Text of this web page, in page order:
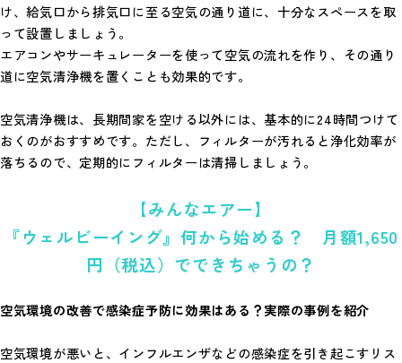
け、給気口から排気口に至る空気の通り道に、十分なスペースを取
って設置しましょう。
エアコンやサーキュレーターを使って空気の流れを作り、その通り
道に空気清浄機を置くことも効果的です。
空気清浄機は、長期間家を空ける以外には、基本的に24時間つけて
おくのがおすすめです。ただし、フィルターが汚れると浄化効率が
落ちるので、定期的にフィルターは清掃しましょう。
【みんなエアー】
『ウェルビーイング』何から始める？ 月額1,650
円（税込）でできちゃうの？
空気環境の改善で感染症予防に効果はある？実際の事例を紹介
空気環境が悪いと、インフルエンザなどの感染症を引き起こすリス